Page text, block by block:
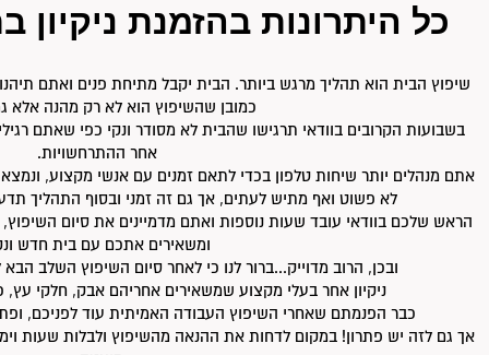
כל היתרונות בהזמנת
שיפוץ הבית הוא תהליך מרגש ביותר. הבית יקבל מתיחת פנים ואתם
כמובן שהשיפוץ הוא לא רק מהנה אלא
בשבועות הקרובים בוודאי תרגישו שהבית לא מסודר ונקי כפי שאתם
אחר ההתרחשויות.
אתם מנהלים יותר שיחות טלפון בכדי לתאם זמנים עם אנשי מקצוע,
לא פשוט ואף מתיש לעתים, אך גם זה זמני ובסוף התהליך
הראש שלכם בוודאי עובד שעות נוספות ואתם מדמיינים את סיום
ומשאירים אתכם עם בית חדש
ובכן, הרוב מדוייק...ברור לנו כי לאחר סיום השיפוץ השלב הבא
ניקיון אחר בעלי מקצוע שמשאירים אחריהם אבק, חלקי עץ,
כבר הפנמתם שאחרי השיפוץ העבודה האמיתית עוד לפניכם,
אך גם לזה יש פתרון! במקום לדחות את ההנאה מהשיפוץ ולבלות שעות